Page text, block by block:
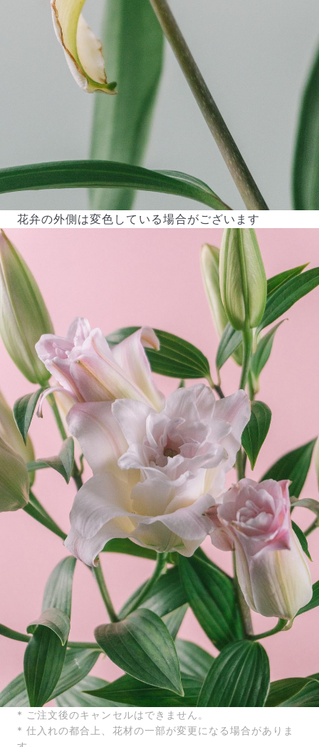
花弁の外側は変色している場合がございます
* ご注文後のキャンセルはできません。
* 仕入れの都合上、花材の一部が変更になる場合がありま